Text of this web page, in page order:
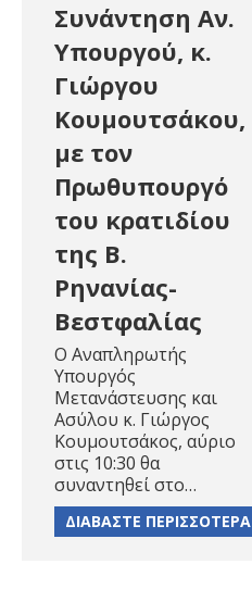
Συνάντηση Αν.
Υπουργού, κ.
Γιώργου
Κουμουτσάκου,
με τον
Πρωθυπουργό
του κρατιδίου
της Β.
Ρηνανίας-
Βεστφαλίας
Ο Αναπληρωτής
Υπουργός
Μετανάστευσης και
Ασύλου κ. Γιώργος
Κουμουτσάκος, αύριο
στις 10:30 θα
συναντηθεί στο…
ΔΙΑΒΑΣΤΕ ΠΕΡΙΣΣΟΤΕΡΑ